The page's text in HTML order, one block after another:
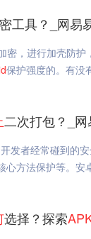
工具？_网易
密，进行加壳防护，
保护强度的。有没
二次打包？_
发者经常碰到的
心方法保护等。安
选择？探索